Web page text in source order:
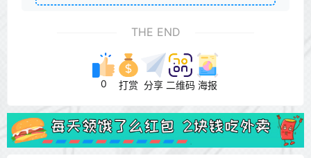
THE END
0 打赏 分享 二维码 海报